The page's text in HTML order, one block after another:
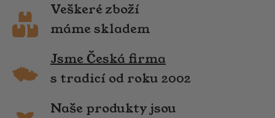
Veškeré zboží
máme skladem
Jsme Česká firma
s tradicí od roku 2002
Naše produkty jsou